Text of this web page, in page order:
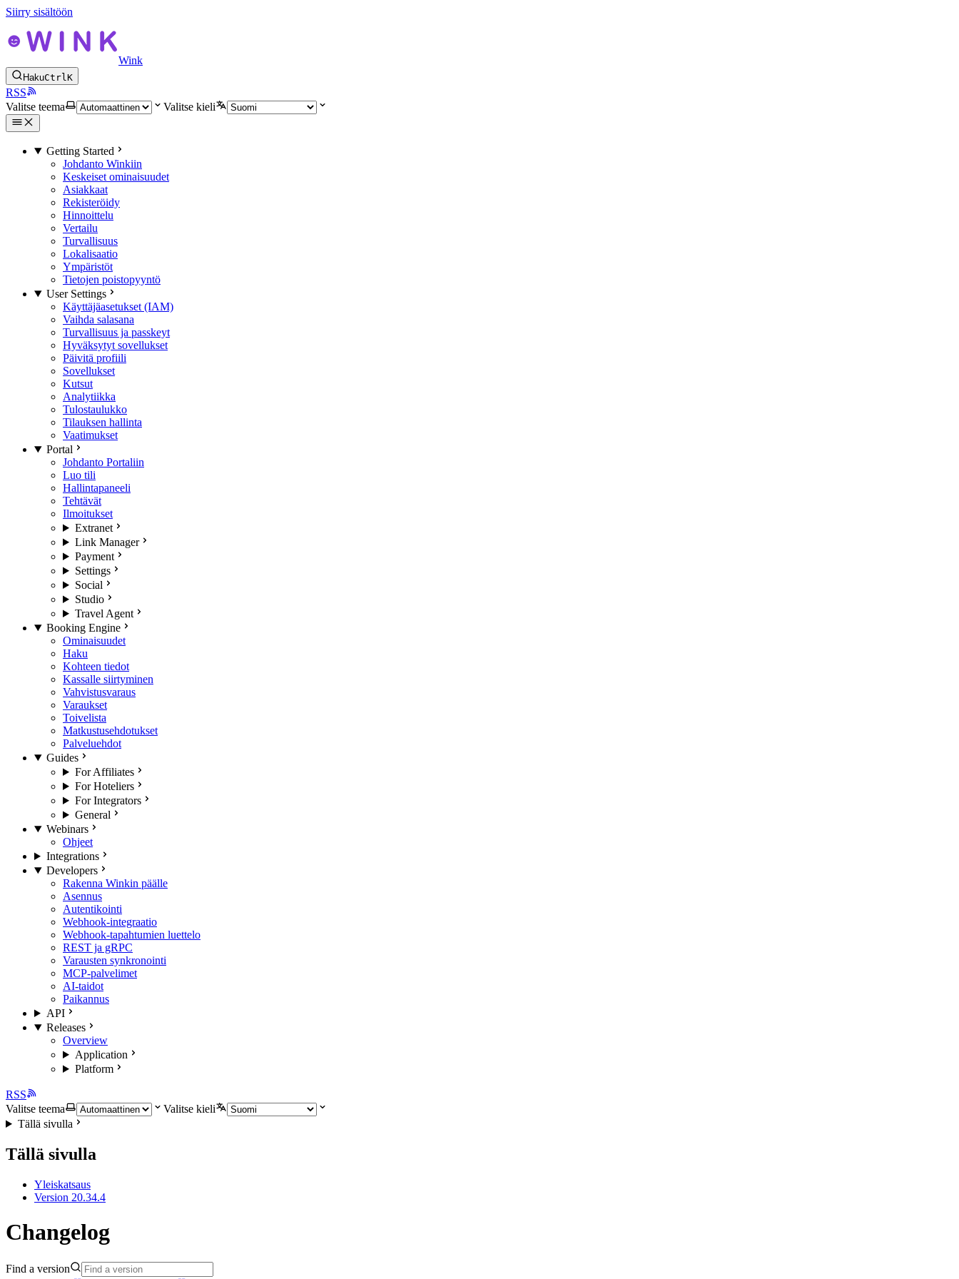
Siirry sisältöön
Wink
HakuCtrlK
RSS
Valitse teema
Valitse kieli
Getting Started
Johdanto Winkiin
Keskeiset ominaisuudet
Asiakkaat
Rekisteröidy
Hinnoittelu
Vertailu
Turvallisuus
Lokalisaatio
Ympäristöt
Tietojen poistopyyntö
User Settings
Käyttäjäasetukset (IAM)
Vaihda salasana
Turvallisuus ja passkeyt
Hyväksytyt sovellukset
Päivitä profiili
Sovellukset
Kutsut
Analytiikka
Tulostaulukko
Tilauksen hallinta
Vaatimukset
Portal
Johdanto Portaliin
Luo tili
Hallintapaneeli
Tehtävät
Ilmoitukset
Extranet
Link Manager
Payment
Settings
Social
Studio
Travel Agent
Booking Engine
Ominaisuudet
Haku
Kohteen tiedot
Kassalle siirtyminen
Vahvistusvaraus
Varaukset
Toivelista
Matkustusehdotukset
Palveluehdot
Guides
For Affiliates
For Hoteliers
For Integrators
General
Webinars
Ohjeet
Integrations
Developers
Rakenna Winkin päälle
Asennus
Autentikointi
Webhook-integraatio
Webhook-tapahtumien luettelo
REST ja gRPC
Varausten synkronointi
MCP-palvelimet
AI-taidot
Paikannus
API
Releases
Overview
Application
Platform
RSS
Valitse teema
Valitse kieli
Tällä sivulla
Tällä sivulla
Yleiskatsaus
Version 20.34.4
Changelog
Find a version